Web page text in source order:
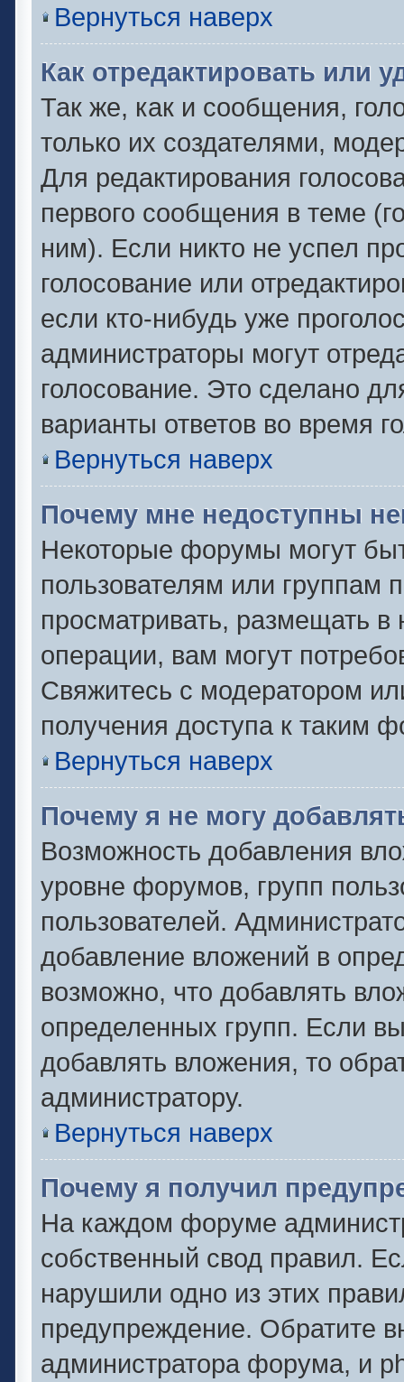
Вернуться наверх
Как отредактировать или
Так же, как и сообщения,
только их создателями,
Для редактирования
первого сообщения в теме
ним). Если никто не успел
голосование или
если кто-нибудь уже
администраторы могут
голосование. Это сделано
варианты ответов во время
Вернуться наверх
Почему мне недоступны
Некоторые форумы могут
пользователям или группам
просматривать, размещать
операции, вам могут
Свяжитесь с модератором
получения доступа к таким
Вернуться наверх
Почему я не могу
Возможность добавления
уровне форумов, групп
пользователей.
добавление вложений в
возможно, что добавлять
определенных групп. Если
добавлять вложения, то
администратору.
Вернуться наверх
Почему я получил
На каждом форуме
собственный свод правил.
нарушили одно из этих
предупреждение. Обратите
администратора форума, и